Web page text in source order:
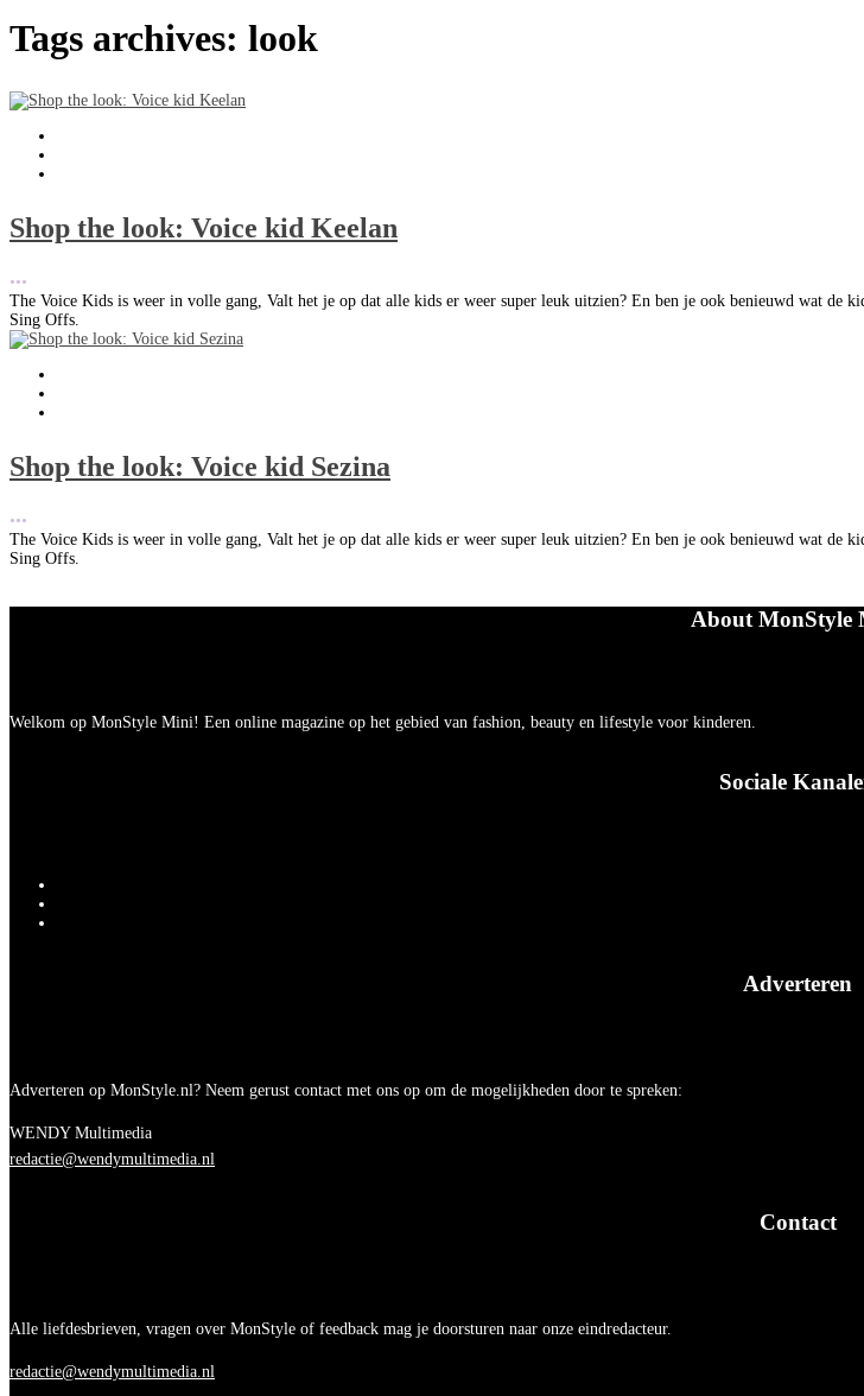
Tags archives: look
Shop the look: Voice kid Keelan
•••
The Voice Kids is weer in volle gang, Valt het je op dat alle kids er weer super leuk uitzien? En ben je ook benieuwd wat de
Sing Offs.
Shop the look: Voice kid Sezina
•••
The Voice Kids is weer in volle gang, Valt het je op dat alle kids er weer super leuk uitzien? En ben je ook benieuwd wat de
Sing Offs.
About MonStyle
Welkom op MonStyle Mini! Een online magazine op het gebied van fashion, beauty en lifestyle voor kinderen.
Sociale
Adverteren
Adverteren op MonStyle.nl? Neem gerust contact met ons op om de mogelijkheden door te spreken:
WENDY Multimedia
redactie@wendymultimedia.nl
Contact
Alle liefdesbrieven, vragen over MonStyle of feedback mag je doorsturen naar onze eindredacteur.
redactie@wendymultimedia.nl